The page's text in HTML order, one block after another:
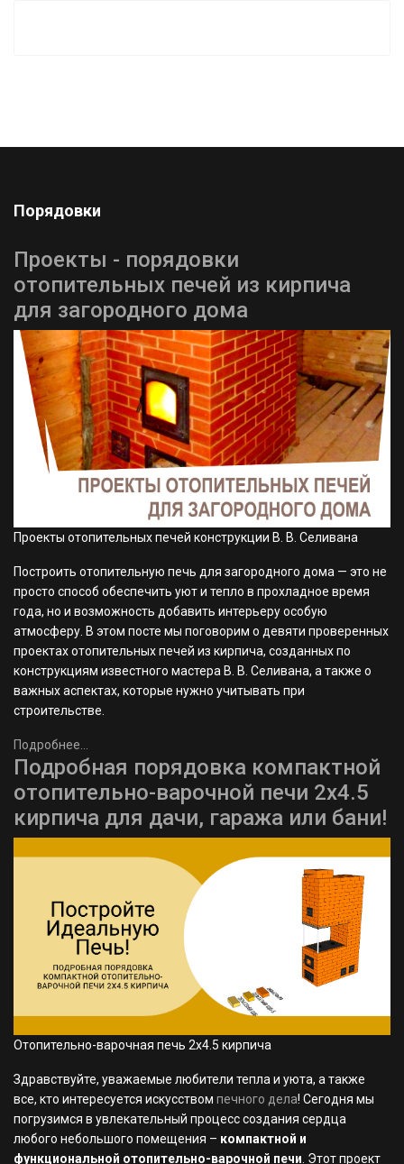
Порядовки
Проекты - порядовки
отопительных печей из кирпича
для загородного дома
Проекты отопительных печей конструкции В. В. Селивана
Построить отопительную печь для загородного дома — это не
просто способ обеспечить уют и тепло в прохладное время
года, но и возможность добавить интерьеру особую
атмосферу. В этом посте мы поговорим о девяти проверенных
проектах отопительных печей из кирпича, созданных по
конструкциям известного мастера В. В. Селивана, а также о
важных аспектах, которые нужно учитывать при
строительстве.
Подробнее...
Подробная порядовка компактной
отопительно-варочной печи 2х4.5
кирпича для дачи, гаража или бани!
Отопительно-варочная печь 2х4.5 кирпича
Здравствуйте, уважаемые любители тепла и уюта, а также
все, кто интересуется искусством печного дела! Сегодня мы
погрузимся в увлекательный процесс создания сердца
любого небольшого помещения – компактной и
функциональной отопительно-варочной печи . Этот проект